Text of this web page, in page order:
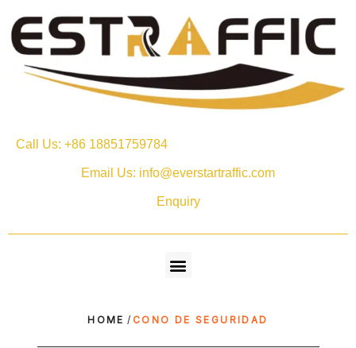
Call Us: +86 18851759784
Email Us: info@everstartraffic.com
Enquiry
HOME / CONO DE SEGURIDAD